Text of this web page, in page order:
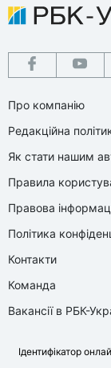
Про компанію
Редакційна
Як стати нашим
Правила
Правова
Політика
Контакти
Команда
Вакансії в РБК-
Ідентифікатор